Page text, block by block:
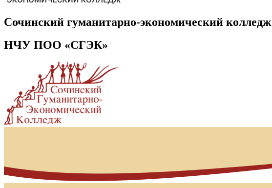
Сочинский гуманитарно-экономический колледж
НЧУ ПОО «СГЭК»